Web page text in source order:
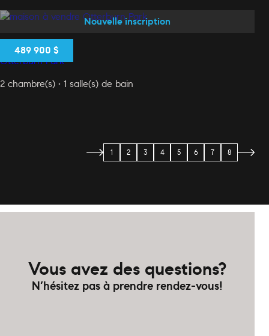
489 900 $
Nouvelle inscription
75 Rue Helen
Otterburn Park
2 chambre(s) • 1 salle(s) de bain
1 2 3 4 5 6 7 8
Vous avez des questions?
N’hésitez pas à prendre rendez-vous!